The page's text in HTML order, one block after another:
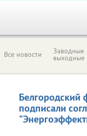
Все новости Заводные
выходные
Белгородский
подписали